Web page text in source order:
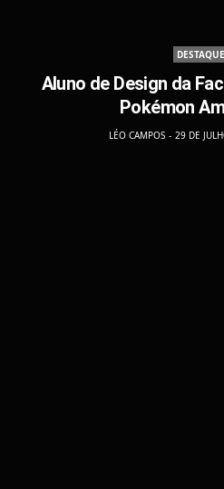
Aluno de Design da
Pokémon
LÉO CAMPOS 29 DE